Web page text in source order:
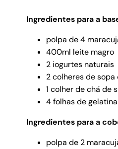
Ingredientes para a
polpa de 4
400ml leite magro
2 iogurtes naturais
2 colheres de sopa
1 colher de chá de
4 folhas de
Ingredientes para a
polpa de 2